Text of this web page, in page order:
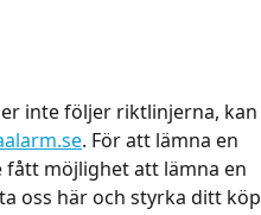
inte följer riktlinjerna, kan
. För att lämna en
möjlighet att lämna en
oss här och styrka ditt köp